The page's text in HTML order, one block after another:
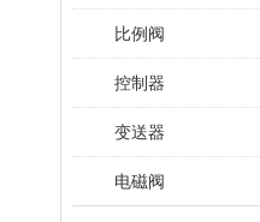
比例阀
控制器
变送器
电磁阀